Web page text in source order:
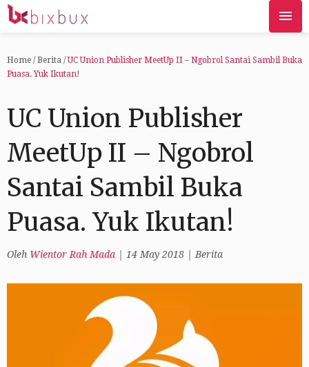
Home / Berita /UC Union Publisher MeetUp II – Ngobrol Santai Sambil Buka
Puasa. Yuk Ikutan!
UC Union Publisher
MeetUp II – Ngobrol
Santai Sambil Buka
Puasa. Yuk Ikutan!
Oleh Wientor Rah Mada 14 May 2018 Berita